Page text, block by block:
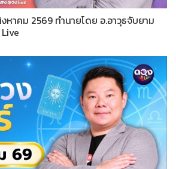
หาคม 2569 ทำนายโดย อ.อาวุธจับยาม